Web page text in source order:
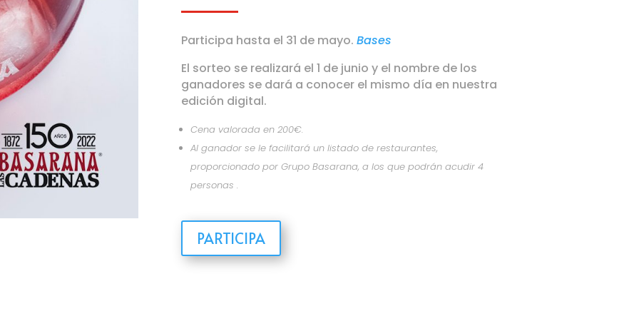
Participa hasta el 31 de mayo. Bases
El sorteo se realizará el 1 de junio y el nombre de los
ganadores se dará a conocer el mismo día en nuestra
edición digital.
Cena valorada en 200€.
Al ganador se le facilitará un listado de restaurantes,
proporcionado por Grupo Basarana, a los que podrán acudir 4
personas .
PARTICIPA